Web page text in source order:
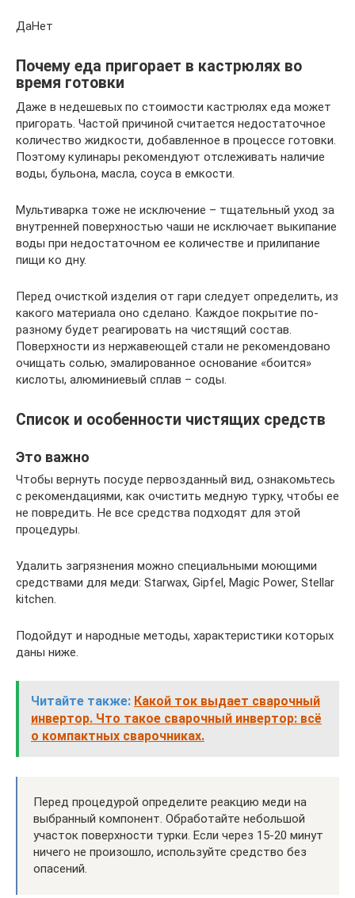
ДаНет
Почему еда пригорает в кастрюлях во
время готовки
Даже в недешевых по стоимости кастрюлях еда может
пригорать. Частой причиной считается недостаточное
количество жидкости, добавленное в процессе готовки.
Поэтому кулинары рекомендуют отслеживать наличие
воды, бульона, масла, соуса в емкости.
Мультиварка тоже не исключение – тщательный уход за
внутренней поверхностью чаши не исключает выкипание
воды при недостаточном ее количестве и прилипание
пищи ко дну.
Перед очисткой изделия от гари следует определить, из
какого материала оно сделано. Каждое покрытие по-
разному будет реагировать на чистящий состав.
Поверхности из нержавеющей стали не рекомендовано
очищать солью, эмалированное основание «боится»
кислоты, алюминиевый сплав – соды.
Список и особенности чистящих средств
Это важно
Чтобы вернуть посуде первозданный вид, ознакомьтесь
с рекомендациями, как очистить медную турку, чтобы ее
не повредить. Не все средства подходят для этой
процедуры.
Удалить загрязнения можно специальными моющими
средствами для меди: Starwax, Gipfel, Magic Power, Stellar
kitchen.
Подойдут и народные методы, характеристики которых
даны ниже.
Читайте также: Какой ток выдает сварочный
инвертор. Что такое сварочный инвертор: всё
о компактных сварочниках.
Перед процедурой определите реакцию меди на
выбранный компонент. Обработайте небольшой
участок поверхности турки. Если через 15-20 минут
ничего не произошло, используйте средство без
опасений.